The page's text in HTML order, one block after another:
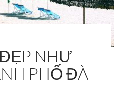
NHƯ
PHỐ ĐÀ